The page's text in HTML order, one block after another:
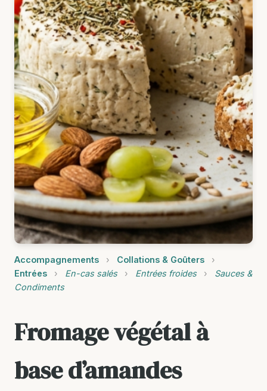
Accompagnements › Collations & Goûters
›
Entrées
› En-cas salés › Entrées froides ›
Sauces &
Condiments
Fromage végétal à
base d’amandes